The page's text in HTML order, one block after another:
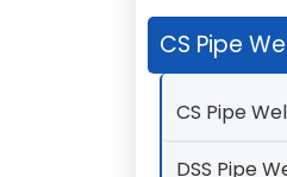
CS Pipe
CS Pipe
DSS Pipe